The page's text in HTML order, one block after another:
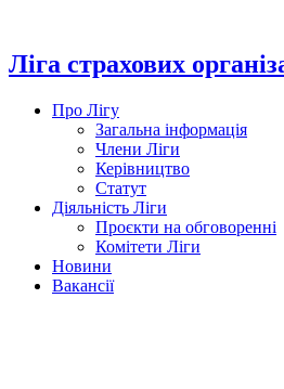
вмісту
Ліга страхових
Про Лігу
Загальна інформація
Члени Ліги
Керівництво
Статут
Діяльність Ліги
Проєкти на обговоренні
Комітети Ліги
Новини
Вакансії